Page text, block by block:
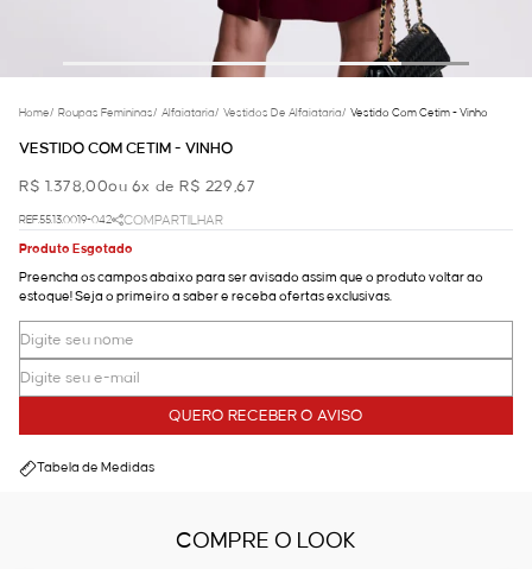
Home/ Roupas Femininas/ Alfaiataria/ Vestidos De Alfaiataria/ Vestido Com Cetim - Vinho
VESTIDO COM CETIM - VINHO
R$ 1.378,00ou 6x de R$ 229,67
REF.55.13.0019-042
COMPARTILHAR
Produto Esgotado
Preencha os campos abaixo para ser avisado assim que o produto voltar ao
estoque! Seja o primeiro a saber e receba ofertas exclusivas.
QUERO RECEBER O AVISO
Tabela de Medidas
COMPRE O LOOK